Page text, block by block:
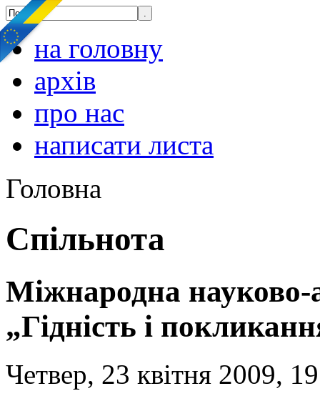
на головну
архів
про нас
написати листа
Головна
Спільнота
Міжнародна науково-
„Гідність і
Четвер, 23 квітня 2009,